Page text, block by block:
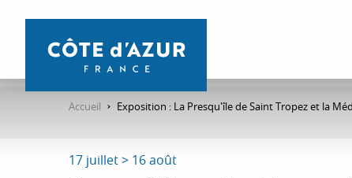
contenu
Accueil Exposition : La Presqu'île de Saint Tropez et la
17 juillet > 16 août